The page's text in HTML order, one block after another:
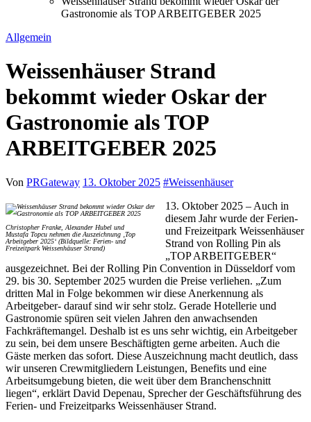
Gastronomie als TOP ARBEITGEBER 2025
Allgemein
Weissenhäuser Strand
bekommt wieder Oskar der
Gastronomie als TOP
ARBEITGEBER 2025
Von PRGateway 13. Oktober 2025 #Weissenhäuser
Christopher Franke, Alexander Hubel und
Mustafa Topcu nehmen die Auszeichnung ‚Top
Arbeitgeber 2025‘ (Bildquelle: Ferien- und
Freizeitpark Weissenhäuser Strand)
13. Oktober 2025 – Auch in
diesem Jahr wurde der Ferien-
und Freizeitpark Weissenhäuser
Strand von Rolling Pin als
„TOP ARBEITGEBER“
ausgezeichnet. Bei der Rolling Pin Convention in Düsseldorf vom
29. bis 30. September 2025 wurden die Preise verliehen. „Zum
dritten Mal in Folge bekommen wir diese Anerkennung als
Arbeitgeber- darauf sind wir sehr stolz. Gerade Hotellerie und
Gastronomie spüren seit vielen Jahren den anwachsenden
Fachkräftemangel. Deshalb ist es uns sehr wichtig, ein Arbeitgeber
zu sein, bei dem unsere Beschäftigten gerne arbeiten. Auch die
Gäste merken das sofort. Diese Auszeichnung macht deutlich, dass
wir unseren Crewmitgliedern Leistungen, Benefits und eine
Arbeitsumgebung bieten, die weit über dem Branchenschnitt
liegen“, erklärt David Depenau, Sprecher der Geschäftsführung des
Ferien- und Freizeitparks Weissenhäuser Strand.